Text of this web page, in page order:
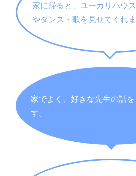
家に帰ると、ユーカリハウ
やダンス・歌を見せてくれま
家でよく、好きな先生の話
す。